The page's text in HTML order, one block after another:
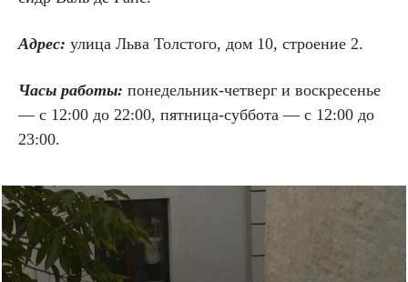
Адрес: улица Льва Толстого, дом 10, строение 2.
Часы работы: понедельник-четверг и воскресенье
— с 12:00 до 22:00, пятница-суббота — с 12:00 до
23:00.